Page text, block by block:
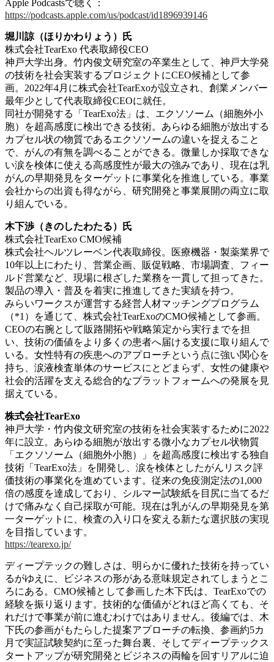
Apple Podcastsで聴く：
https://podcasts.apple.com/us/podcast/id1896939146
堀川諒（ほりかわりょう）氏
株式会社TearExo 代表取締役CEO
神戸大学出身。竹内俊文研究室の卒業生として、神戸大学発
の技術を社会実装するプロジェクトにCEO候補として参
画。2022年4月に株式会社TearExoが設立され、創業メンバー
最年少として代表取締役CEOに就任。
同社が開発する「TearExo法」は、エクソソーム（細胞外小
胞）を超高感度に検出できる技術。あらゆる細胞が放出する
カプセル状の物質であるエクソソームの違いを捉えること
で、がんの有無を調べることができる。微量しか採取できな
い涙を検体に使える高感度性が最大の強みであり、現在は乳
がんの早期発見をターゲットに事業化を推進している。事業
会社からの出資も得ながら、研究開発と事業展開の両立に取
り組んでいる。
木下渉（きのしたわたる）氏
株式会社TearExo CMO候補
株式会社ヘルツレーベン代表取締役。医療機器・製薬業界で
10年以上にわたり、営業企画、販促戦略、市場調査、フィー
ルド営業など、現場に根ざした業務を一貫して担ってきた。
製品の導入・普及を着実に推進してきた実績を持つ。
みらいワークスが運営する経営人材マッチングプログラム
（*1）を通じて、株式会社TearExoのCMO候補として参画。
CEOの右腕として販路開拓や戦略策定から実行までを担
い、技術の価値をより多くの患者へ届ける支援に取り組んで
いる。女性特有の疾患へのアプローチという点に強い関心を
持ち、涙液検査単体のサービスにとどまらず、女性の健康や
社会的活躍を支える総合的なプラットフォームへの発展を見
据えている。
株式会社TearExo
神戸大学・竹内俊文研究室の技術を社会実装するために2022
年に設立。あらゆる細胞が放出する微小なカプセル状物質
「エクソソーム（細胞外小胞）」を超高感度に検出する独自
技術「TearExo法」を開発し、涙を検体としたがんリスク評
価技術の事業化を進めています。従来の免疫測定法の1,000
倍の感度を達成しており、シルマー試験紙を目尻に当てるだ
けで痛みなく自己採取が可能。現在は乳がんの早期発見を第
一ターゲットに、検査の入り口を変える新たな選択肢の実現
を目指しています。
https://tearexo.jp/
ディープテックの難しさは、明らかに優れた技術を持ってい
るがゆえに、ビジネスの形がある意味規定されてしまうとこ
ろにある。CMO候補として参画した木下氏は、TearExoでの
経験を振り返ります。技術的な価値がどれほど高くても、そ
れだけで事業が前に進むわけではありません。後編では、木
下氏の参画がもたらした提案アプローチの転換、参画約5カ
月で実証試験契約に至った舞台裏、そしてディープテックス
タートアップが研究開発とビジネスの両輪を回すリアルに迫